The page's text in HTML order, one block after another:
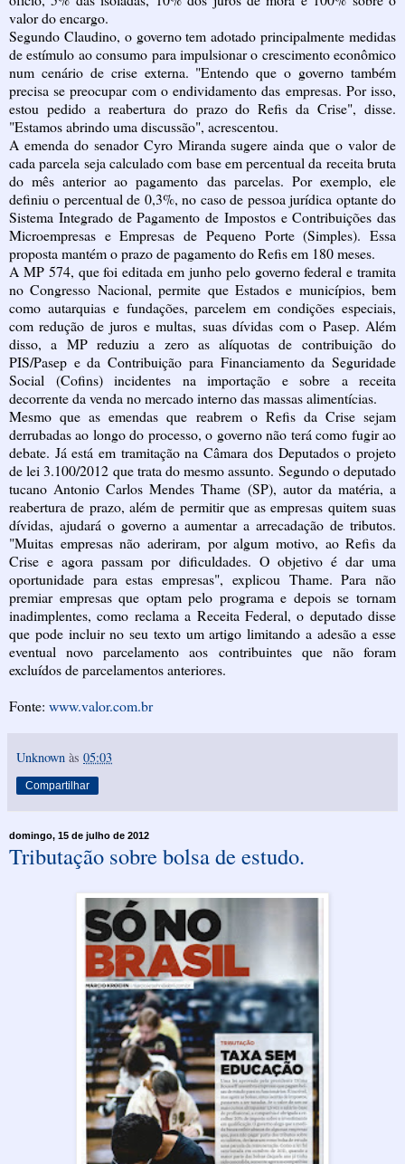
valor do encargo.
Segundo Claudino, o governo tem adotado principalmente medidas
de estímulo ao consumo para impulsionar o crescimento econômico
num cenário de crise externa. "Entendo que o governo também
precisa se preocupar com o endividamento das empresas. Por isso,
estou pedido a reabertura do prazo do Refis da Crise", disse.
"Estamos abrindo uma discussão", acrescentou.
A emenda do senador Cyro Miranda sugere ainda que o valor de
cada parcela seja calculado com base em percentual da receita bruta
do mês anterior ao pagamento das parcelas. Por exemplo, ele
definiu o percentual de 0,3%, no caso de pessoa jurídica optante do
Sistema Integrado de Pagamento de Impostos e Contribuições das
Microempresas e Empresas de Pequeno Porte (Simples). Essa
proposta mantém o prazo de pagamento do Refis em 180 meses.
A MP 574, que foi editada em junho pelo governo federal e tramita
no Congresso Nacional, permite que Estados e municípios, bem
como autarquias e fundações, parcelem em condições especiais,
com redução de juros e multas, suas dívidas com o Pasep. Além
disso, a MP reduziu a zero as alíquotas de contribuição do
PIS/Pasep e da Contribuição para Financiamento da Seguridade
Social (Cofins) incidentes na importação e sobre a receita
decorrente da venda no mercado interno das massas alimentícias.
Mesmo que as emendas que reabrem o Refis da Crise sejam
derrubadas ao longo do processo, o governo não terá como fugir ao
debate. Já está em tramitação na Câmara dos Deputados o projeto
de lei 3.100/2012 que trata do mesmo assunto. Segundo o deputado
tucano Antonio Carlos Mendes Thame (SP), autor da matéria, a
reabertura de prazo, além de permitir que as empresas quitem suas
dívidas, ajudará o governo a aumentar a arrecadação de tributos.
"Muitas empresas não aderiram, por algum motivo, ao Refis da
Crise e agora passam por dificuldades. O objetivo é dar uma
oportunidade para estas empresas", explicou Thame. Para não
premiar empresas que optam pelo programa e depois se tornam
inadimplentes, como reclama a Receita Federal, o deputado disse
que pode incluir no seu texto um artigo limitando a adesão a esse
eventual novo parcelamento aos contribuintes que não foram
excluídos de parcelamentos anteriores.
Fonte: www.valor.com.br
Unknown às 05:03
Compartilhar
domingo, 15 de julho de 2012
Tributação sobre bolsa de estudo.